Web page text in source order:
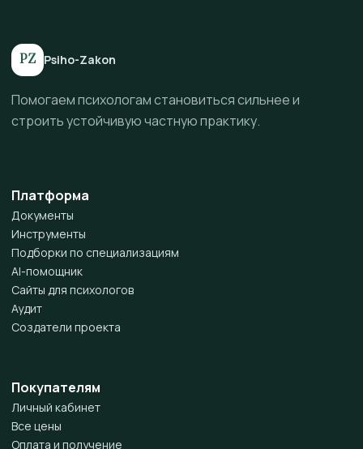
PZ Psiho-Zakon
Помогаем психологам становиться сильнее и
строить устойчивую частную практику.
Платформа
Документы
Инструменты
Подборки по специализациям
AI-помощник
Сайты для психологов
Аудит
Создатели проекта
Покупателям
Личный кабинет
Все цены
Оплата и получение